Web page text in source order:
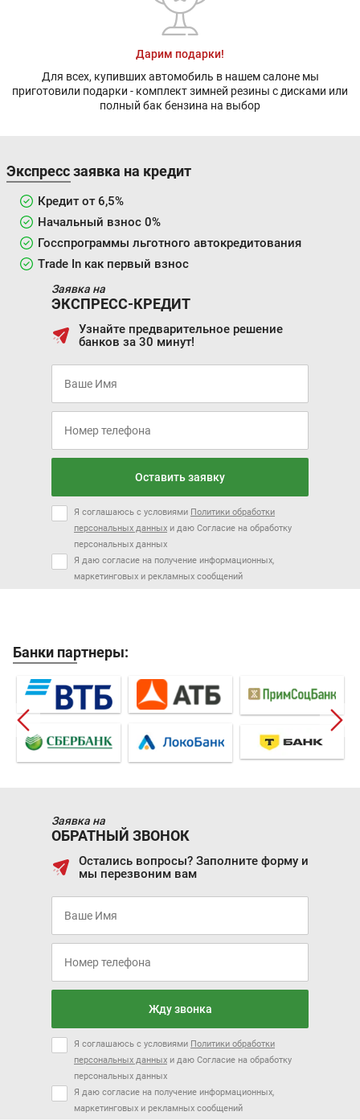
Дарим подарки!
Для всех, купивших автомобиль в нашем салоне мы
приготовили подарки - комплект зимней резины с дисками или
полный бак бензина на выбор
Экспресс заявка на кредит
Кредит от 6,5%
Начальный взнос 0%
Госспрограммы льготного автокредитования
Trade In как первый взнос
Заявка на
ЭКСПРЕСС-КРЕДИТ
Узнайте предварительное решение
банков за 30 минут!
Оставить заявку
Я соглашаюсь с условиями Политики обработки
персональных данных и даю Согласие на обработку
персональных данных
Я даю согласие на получение информационных,
маркетинговых и рекламных сообщений
Банки партнеры:
Заявка на
ОБРАТНЫЙ ЗВОНОК
Остались вопросы? Заполните форму и
мы перезвоним вам
Жду звонка
Я соглашаюсь с условиями Политики обработки
персональных данных и даю Согласие на обработку
персональных данных
Я даю согласие на получение информационных,
маркетинговых и рекламных сообщений